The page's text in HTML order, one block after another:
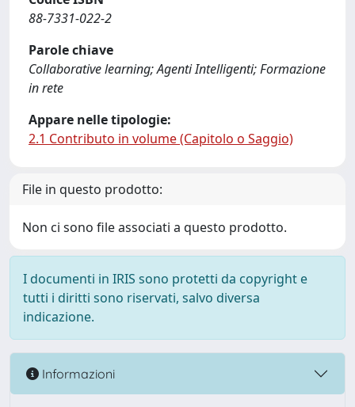
88-7331-022-2
Parole chiave
Collaborative learning; Agenti Intelligenti; Formazione
in rete
Appare nelle tipologie:
2.1 Contributo in volume (Capitolo o Saggio)
File in questo prodotto:
Non ci sono file associati a questo prodotto.
I documenti in IRIS sono protetti da copyright e
tutti i diritti sono riservati, salvo diversa
indicazione.
Informazioni